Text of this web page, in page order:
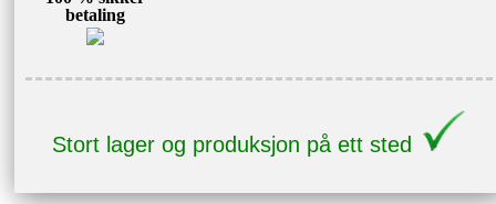
betaling
Stort lager og produksjon på ett sted